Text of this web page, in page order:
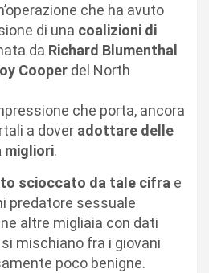
che ha avuto
di una coalizioni di
da Richard Blumenthal
Cooper del North
che porta, ancora
a dover adottare delle
migliori.
scioccato da tale cifra e
predatore sessuale
altre migliaia con dati
mischiano fra i giovani
poco benigne.